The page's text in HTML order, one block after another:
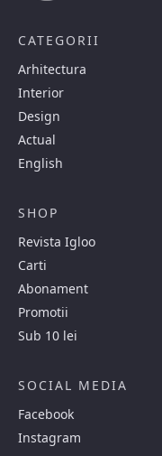
CATEGORII
Arhitectura
Interior
Design
Actual
English
SHOP
Revista Igloo
Carti
Abonament
Promotii
Sub 10 lei
SOCIAL MEDIA
Facebook
Instagram